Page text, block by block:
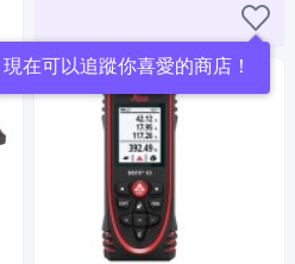
現在可以追蹤你喜愛的商店！